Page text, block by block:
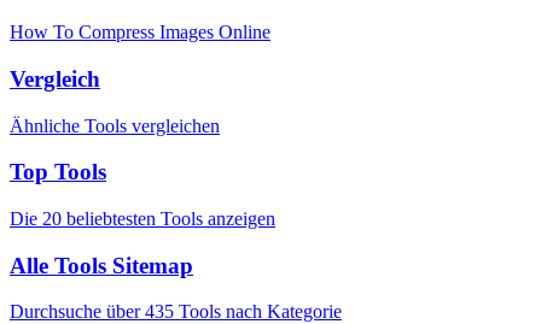
How To Compress Images Online
Vergleich
Ähnliche Tools vergleichen
Top Tools
Die 20 beliebtesten Tools anzeigen
Alle Tools Sitemap
Durchsuche über 435 Tools nach Kategorie